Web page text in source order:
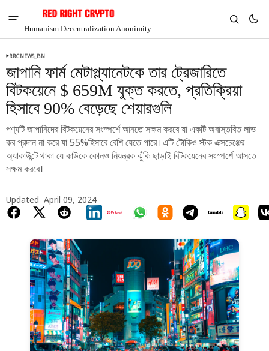
Humanism Decentralization Anonimity
Chia
4.43%
RRCNEWS_BN
জাপানি ফার্ম মেটাপ্ল্যানেটকে তার ট্রেজারিতে
বিটকয়েনে $ 659M যুক্ত করতে, প্রতিক্রিয়া
হিসাবে 90% বেড়েছে শেয়ারগুলি
পণ্যটি জাপানিদের বিটকয়েনের সংস্পর্শে আনতে সক্ষম করবে যা একটি অবাস্তবিত লাভ
কর প্রদান না করে যা 55%হিসাবে বেশি যেতে পারে। এটি টোকিও স্টক এক্সচেঞ্জের
অ্যাকাউন্টে থাকা যে কাউকে কোনও নিয়ন্ত্রক ঝুঁকি ছাড়াই বিটকয়েনের সংস্পর্শে আসতে
সক্ষম করবে।
Updated April 09, 2024